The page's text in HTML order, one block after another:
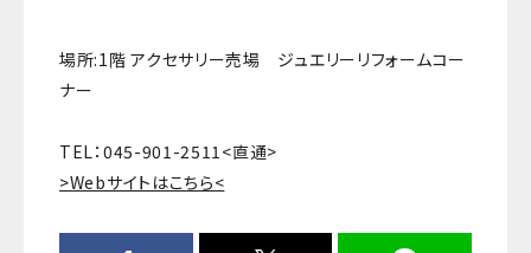
場所:1階 アクセサリー売場 ジュエリーリフォームコー
ナー
TEL：045-901-2511<直通>
>Webサイトはこちら<